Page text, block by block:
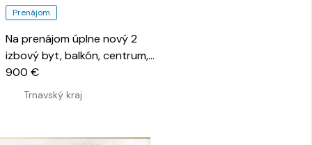
Prenájom
Na prenájom úplne nový 2
izbový byt, balkón, centrum,
Trnava
Trnavský kraj
900 €